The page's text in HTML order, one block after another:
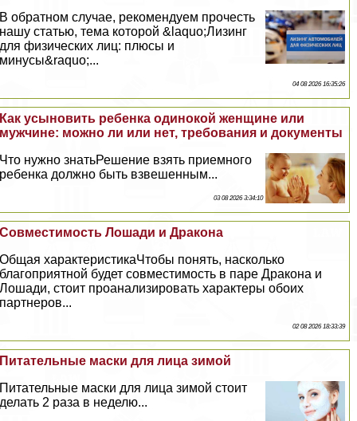
В обратном случае, рекомендуем прочесть
нашу статью, тема которой &laquo;Лизинг
для физических лиц: плюсы и
минусы&raquo;...
04 08 2026 16:35:26
Как усыновить ребенка одинокой женщине или
мужчине: можно ли или нет, требования и документы
Что нужно знатьРешение взять приемного
ребенка должно быть взвешенным...
03 08 2026 3:34:10
Совместимость Лошади и Дpaкона
Общая хаpaктеристикаЧтобы понять, насколько
благоприятной будет совместимость в паре Дpaкона и
Лошади, стоит проанализировать хаpaктеры обоих
партнеров...
02 08 2026 18:33:39
Питательные маски для лица зимой
Питательные маски для лица зимой стоит
делать 2 раза в неделю...